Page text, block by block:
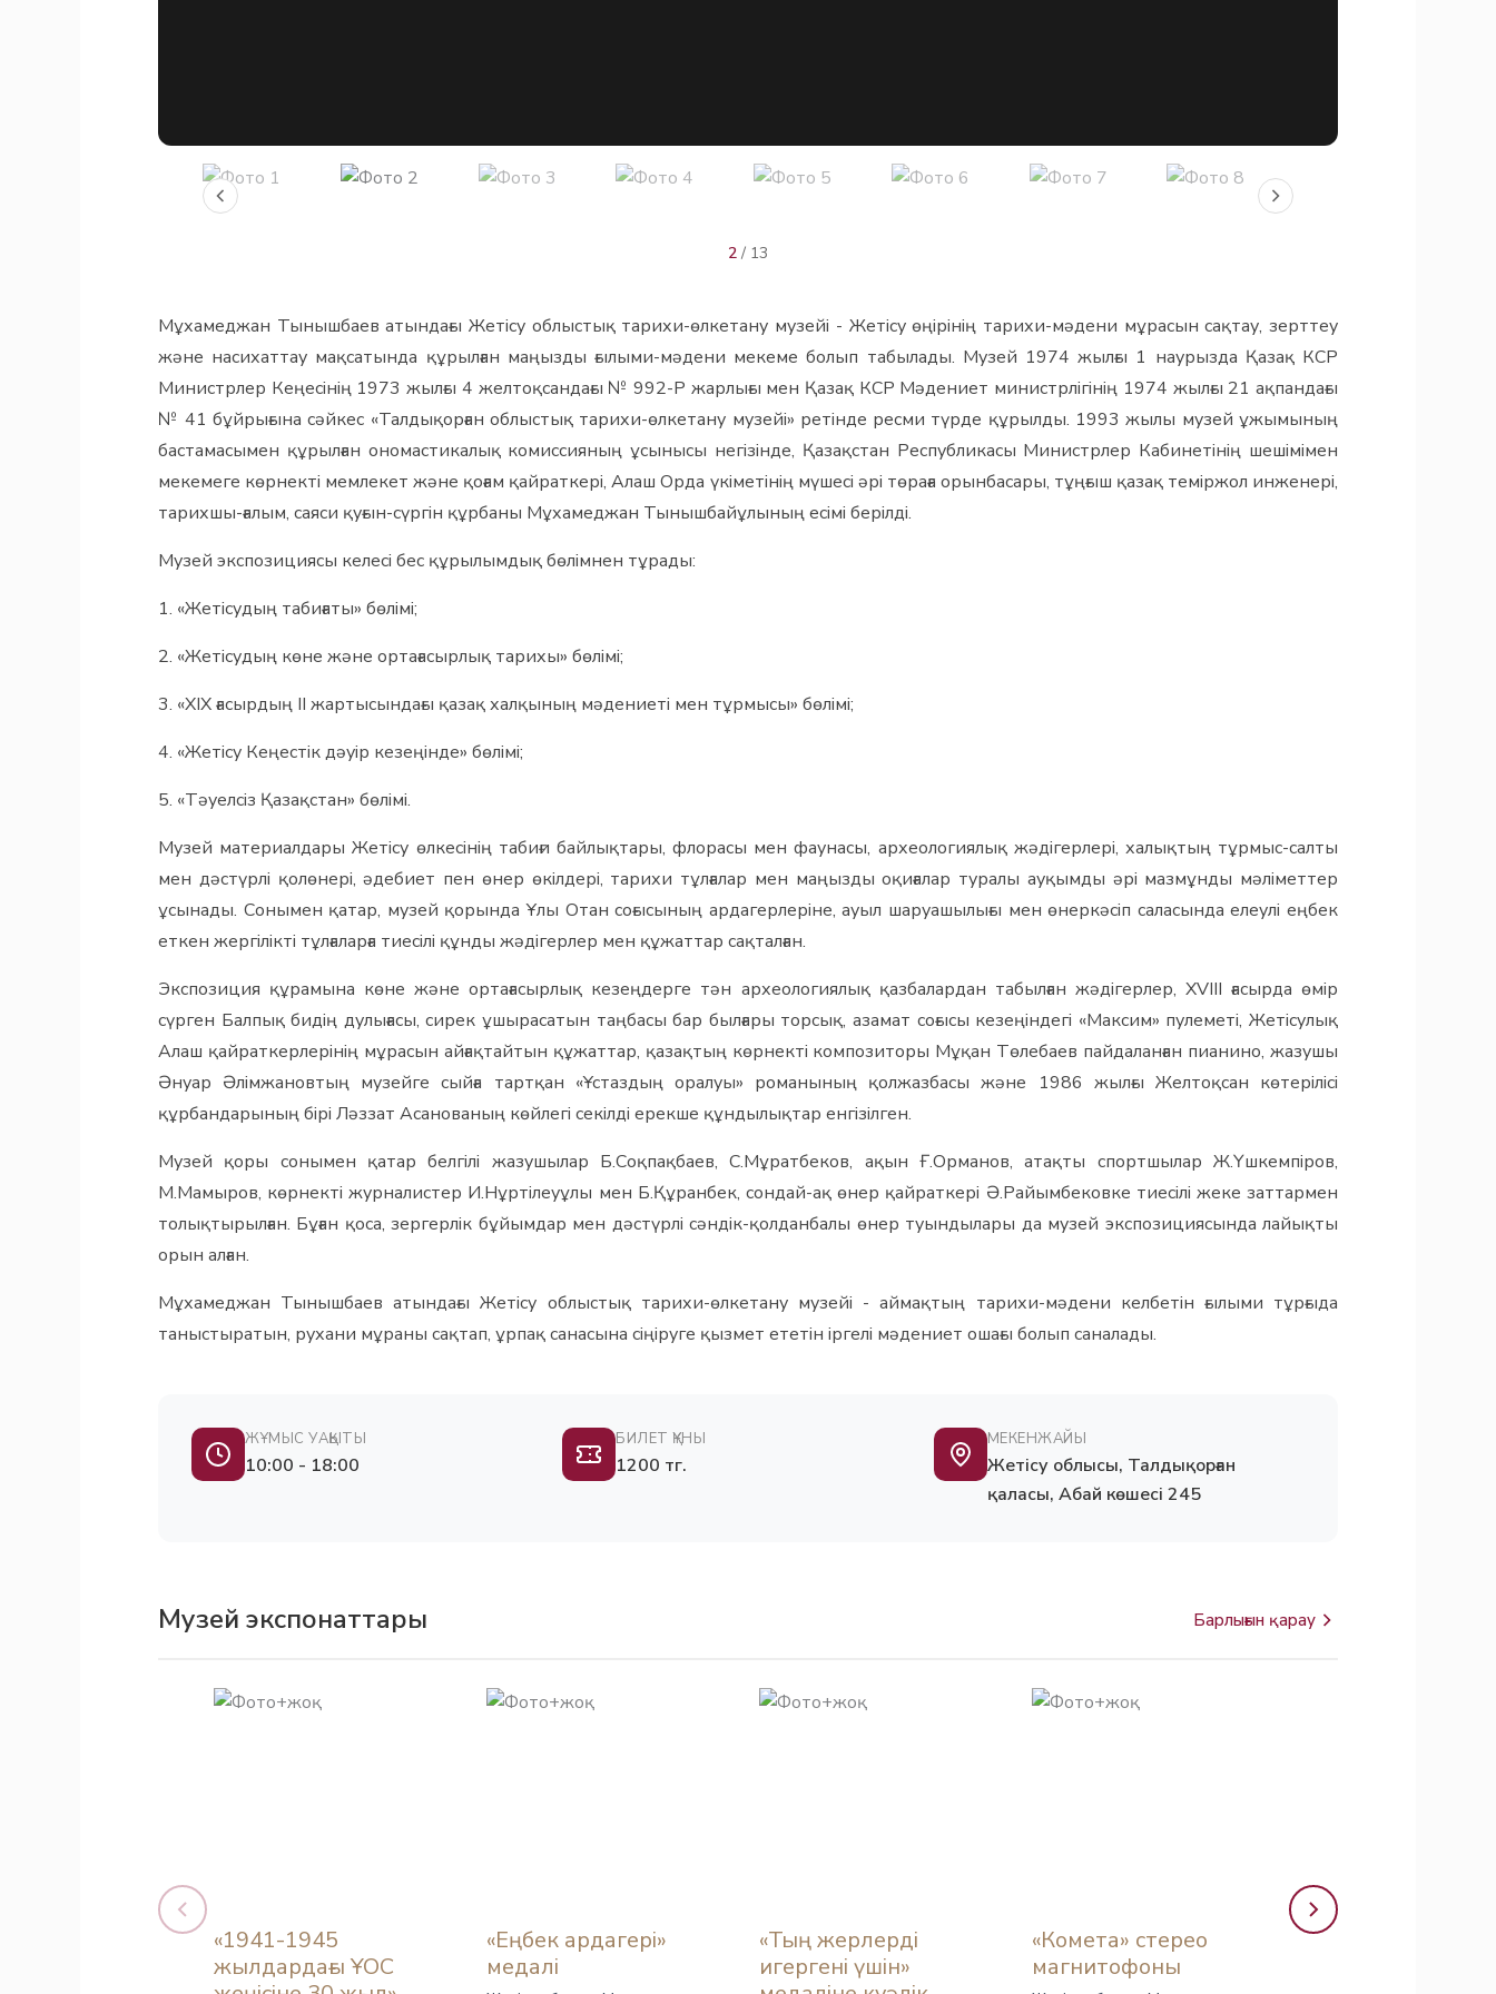
2 / 13
Мұхамеджан Тынышбаев атындағы Жетісу облыстық тарихи-өлкетану музейі - Жетісу өңірінің тарихи-мәдени мұрасын сақтау, зерттеу
және насихаттау мақсатында құрылған маңызды ғылыми-мәдени мекеме болып табылады. Музей 1974 жылғы 1 наурызда Қазақ КСР
Министрлер Кеңесінің 1973 жылғы 4 желтоқсандағы № 992-Р жарлығы мен Қазақ КСР Мәдениет министрлігінің 1974 жылғы 21 ақпандағы
№ 41 бұйрығына сәйкес «Талдықорған облыстық тарихи-өлкетану музейі» ретінде ресми түрде құрылды. 1993 жылы музей ұжымының
бастамасымен құрылған ономастикалық комиссияның ұсынысы негізінде, Қазақстан Республикасы Министрлер Кабинетінің шешімімен
мекемеге көрнекті мемлекет және қоғам қайраткері, Алаш Орда үкіметінің мүшесі әрі төраға орынбасары, тұңғыш қазақ теміржол инженері,
тарихшы-ғалым, саяси қуғын-сүргін құрбаны Мұхамеджан Тынышбайұлының есімі берілді.
Музей экспозициясы келесі бес құрылымдық бөлімнен тұрады:
1. «Жетісудың табиғаты» бөлімі;
2. «Жетісудың көне және ортағасырлық тарихы» бөлімі;
3. «ХІХ ғасырдың ІІ жартысындағы қазақ халқының мәдениеті мен тұрмысы» бөлімі;
4. «Жетісу Кеңестік дәуір кезеңінде» бөлімі;
5. «Тәуелсіз Қазақстан» бөлімі.
Музей материалдары Жетісу өлкесінің табиғи байлықтары, флорасы мен фаунасы, археологиялық жәдігерлері, халықтың тұрмыс-салты
мен дәстүрлі қолөнері, әдебиет пен өнер өкілдері, тарихи тұлғалар мен маңызды оқиғалар туралы ауқымды әрі мазмұнды мәліметтер
ұсынады. Сонымен қатар, музей қорында Ұлы Отан соғысының ардагерлеріне, ауыл шаруашылығы мен өнеркәсіп саласында елеулі еңбек
еткен жергілікті тұлғаларға тиесілі құнды жәдігерлер мен құжаттар сақталған.
Экспозиция құрамына көне және ортағасырлық кезеңдерге тән археологиялық қазбалардан табылған жәдігерлер, XVIII ғасырда өмір
сүрген Балпық бидің дулығасы, сирек ұшырасатын таңбасы бар былғары торсық, азамат соғысы кезеңіндегі «Максим» пулеметі, Жетісулық
Алаш қайраткерлерінің мұрасын айғақтайтын құжаттар, қазақтың көрнекті композиторы Мұқан Төлебаев пайдаланған пианино, жазушы
Әнуар Әлімжановтың музейге сыйға тартқан «Ұстаздың оралуы» романының қолжазбасы және 1986 жылғы Желтоқсан көтерілісі
құрбандарының бірі Ләззат Асанованың көйлегі секілді ерекше құндылықтар енгізілген.
Музей қоры сонымен қатар белгілі жазушылар Б.Соқпақбаев, С.Мұратбеков, ақын Ғ.Орманов, атақты спортшылар Ж.Үшкемпіров,
М.Мамыров, көрнекті журналистер И.Нұртілеуұлы мен Б.Құранбек, сондай-ақ өнер қайраткері Ә.Райымбековке тиесілі жеке заттармен
толықтырылған. Бұған қоса, зергерлік бұйымдар мен дәстүрлі сәндік-қолданбалы өнер туындылары да музей экспозициясында лайықты
орын алған.
Мұхамеджан Тынышбаев атындағы Жетісу облыстық тарихи-өлкетану музейі - аймақтың тарихи-мәдени келбетін ғылыми тұрғыда
таныстыратын, рухани мұраны сақтап, ұрпақ санасына сіңіруге қызмет ететін іргелі мәдениет ошағы болып саналады.
ЖҰМЫС УАҚЫТЫ
10:00 - 18:00
БИЛЕТ ҚҰНЫ
1200 тг.
МЕКЕНЖАЙЫ
Жетісу облысы, Талдықорған
қаласы, Абай көшесі 245
Музей экспонаттары Барлығын қарау
«1941-1945
жылдардағы ҰОС
«Еңбек ардагері»
медалі
«Тың жерлерді
игергені үшін»
«Комета» стерео
магнитофоны
«Красный